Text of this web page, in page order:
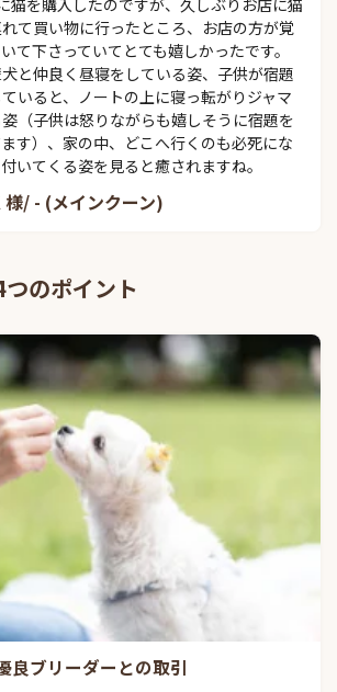
猫を購入したのですが、久しぶりお店に猫
て買い物に行ったところ、お店の方が覚
て下さっていてとても嬉しかったです。
と仲良く昼寝をしている姿、子供が宿題
いると、ノートの上に寝っ転がりジャマ
（子供は怒りながらも嬉しそうに宿題を
ます）、家の中、どこへ行くのも必死にな
いてくる姿を見ると癒されますね。
様/ - (メインクーン)
のポイント
良ブリーダーとの取引